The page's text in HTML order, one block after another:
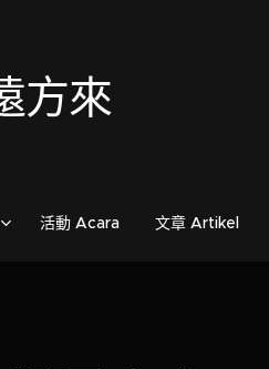
方來
活動 Acara 文章 Artikel